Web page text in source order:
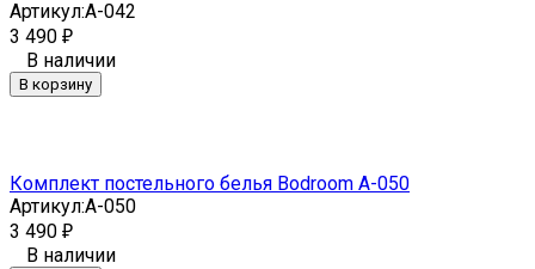
Артикул:A-042
3 490 ₽
В наличии
В корзину
Комплект постельного белья Bodroom A-050
Артикул:A-050
3 490 ₽
В наличии